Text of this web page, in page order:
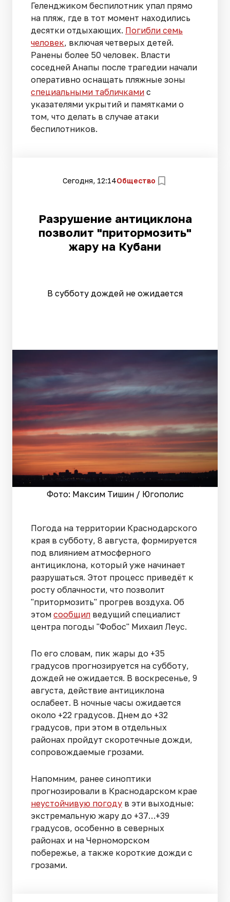
Геленджиком беспилотник упал прямо
на пляж, где в тот момент находились
десятки отдыхающих. Погибли семь
человек, включая четверых детей.
Ранены более 50 человек. Власти
соседней Анапы после трагедии начали
оперативно оснащать пляжные зоны
специальными табличками с
указателями укрытий и памятками о
том, что делать в случае атаки
беспилотников.
Сегодня, 12:14Общество
Разрушение антициклона
позволит "притормозить"
жару на Кубани
В субботу дождей не ожидается
Фото: Максим Тишин / Югополис
Погода на территории Краснодарского
края в субботу, 8 августа, формируется
под влиянием атмосферного
антициклона, который уже начинает
разрушаться. Этот процесс приведёт к
росту облачности, что позволит
"притормозить" прогрев воздуха. Об
этом сообщил ведущий специалист
центра погоды "Фобос" Михаил Леус.
По его словам, пик жары до +35
градусов прогнозируется на субботу,
дождей не ожидается. В воскресенье, 9
августа, действие антициклона
ослабеет. В ночные часы ожидается
около +22 градусов. Днем до +32
градусов, при этом в отдельных
районах пройдут скоротечные дожди,
сопровождаемые грозами.
Напомним, ранее синоптики
прогнозировали в Краснодарском крае
неустойчивую погоду в эти выходные:
экстремальную жару до +37…+39
градусов, особенно в северных
районах и на Черноморском
побережье, а также короткие дожди с
грозами.